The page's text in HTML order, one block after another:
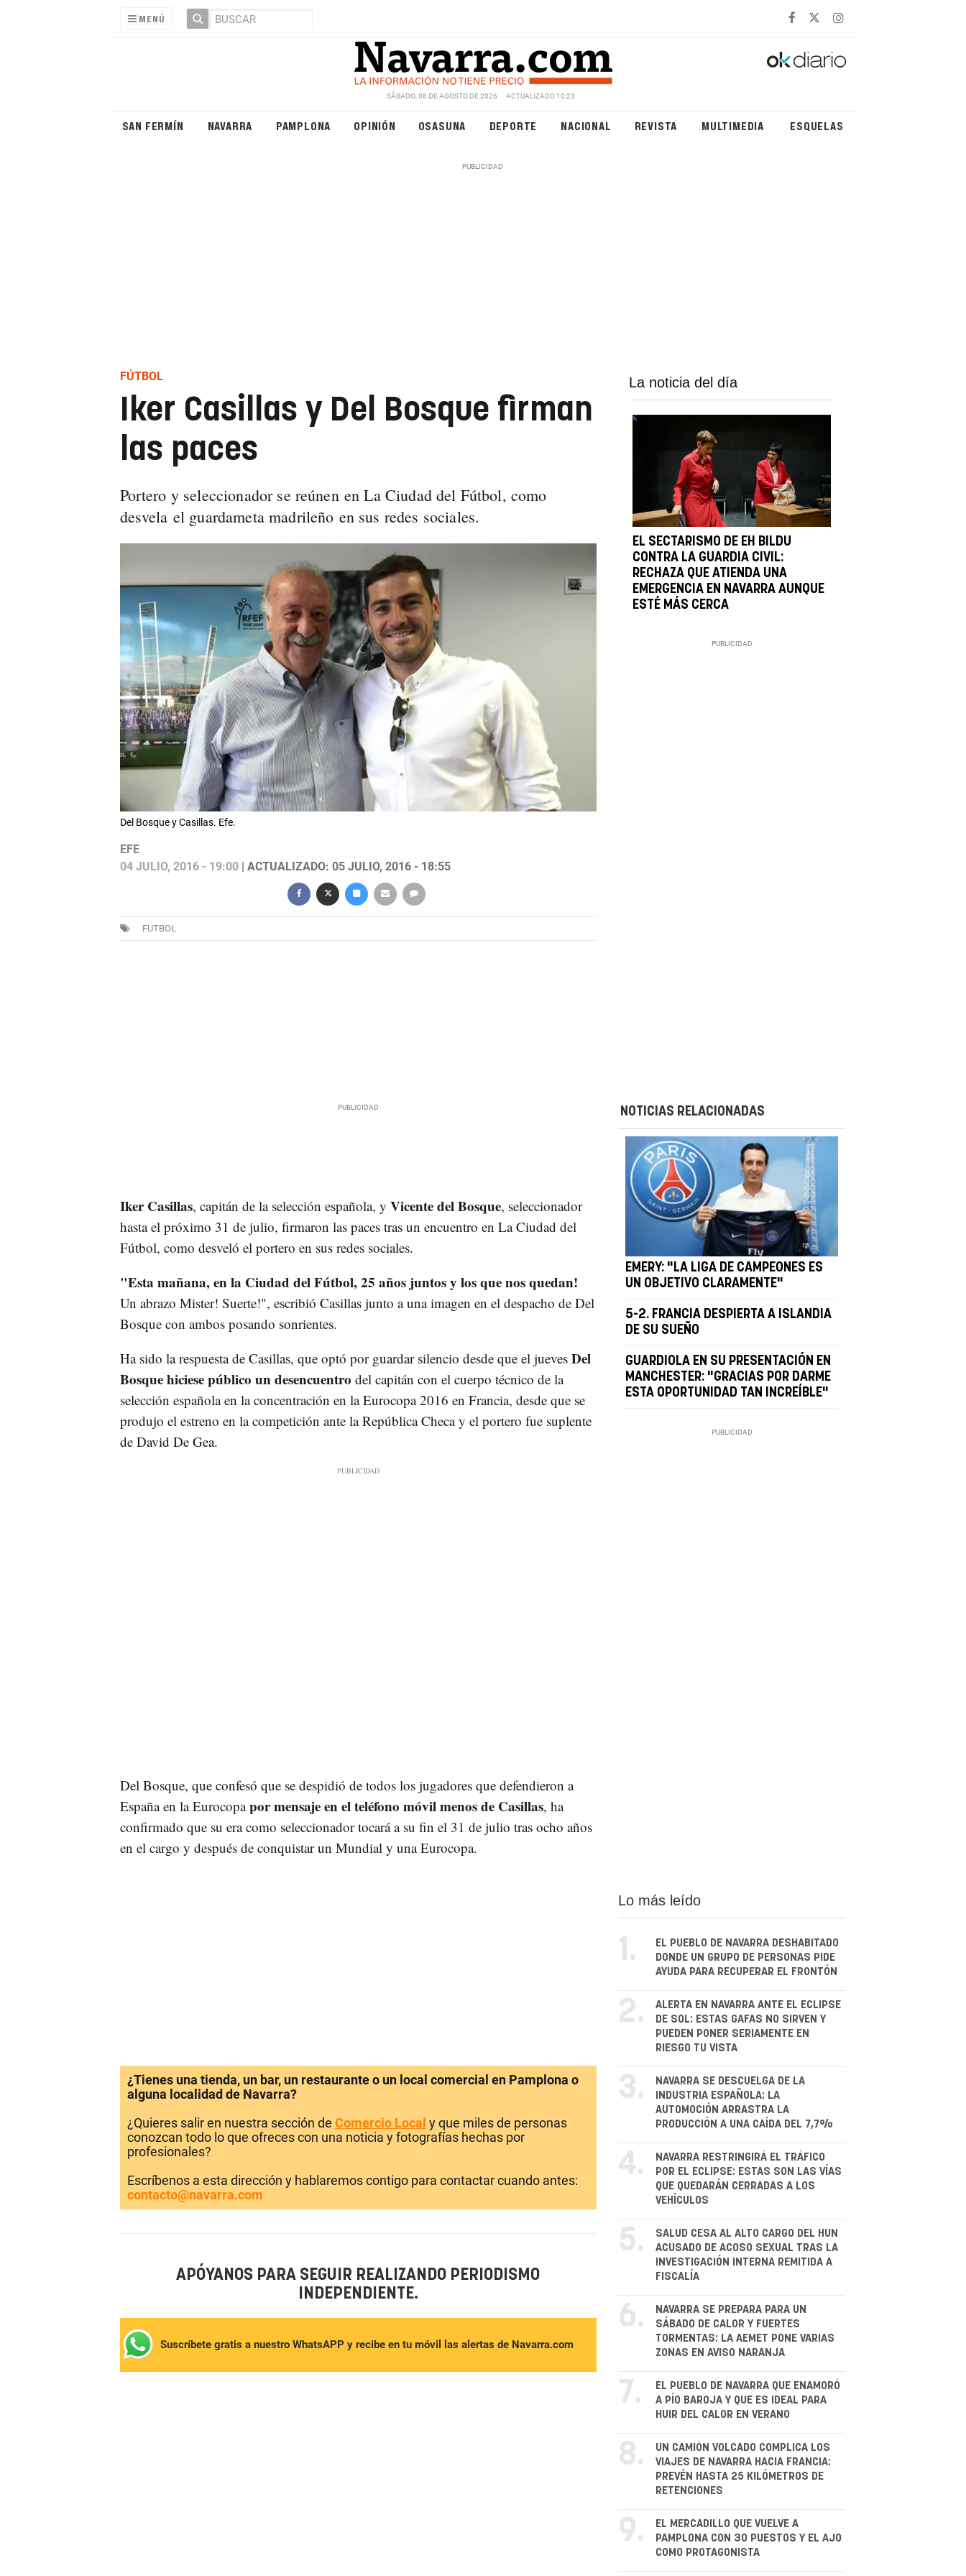
MENÚ
SÁBADO, 08 DE AGOSTO DE 2026 ACTUALIZADO 10:23
SAN FERMÍN NAVARRA PAMPLONA OPINIÓN OSASUNA DEPORTE NACIONAL REVISTA MULTIMEDIA ESQUELAS
FÚTBOL
Iker Casillas y Del Bosque firman
las paces
Portero y seleccionador se reúnen en La Ciudad del Fútbol, como
desvela el guardameta madrileño en sus redes sociales.
Del Bosque y Casillas. Efe.
EFE
04 JULIO, 2016 - 19:00| ACTUALIZADO: 05 JULIO, 2016 - 18:55
FUTBOL
La noticia del día
EL SECTARISMO DE EH BILDU
CONTRA LA GUARDIA CIVIL:
RECHAZA QUE ATIENDA UNA
EMERGENCIA EN NAVARRA AUNQUE
ESTÉ MÁS CERCA
Iker Casillas, capitán de la selección española, y Vicente del Bosque, seleccionador
hasta el próximo 31 de julio, firmaron las paces tras un encuentro en La Ciudad del
Fútbol, como desveló el portero en sus redes sociales.
"Esta mañana, en la Ciudad del Fútbol, 25 años juntos y los que nos quedan!
Un abrazo Mister! Suerte!", escribió Casillas junto a una imagen en el despacho de Del
Bosque con ambos posando sonrientes.
Ha sido la respuesta de Casillas, que optó por guardar silencio desde que el juevesDel
Bosque hiciese público un desencuentro del capitán con el cuerpo técnico de la
selección española en la concentración en la Eurocopa 2016 en Francia, desde que se
produjo el estreno en la competición ante la República Checa y el portero fue suplente
de David De Gea.
Del Bosque, que confesó que se despidió de todos los jugadores que defendieron a
España en la Eurocopapor mensaje en el teléfono móvil menos de Casillas, ha
confirmado que su era como seleccionador tocará a su fin el 31 de julio tras ocho años
en el cargo y después de conquistar un Mundial y una Eurocopa.
NOTICIAS RELACIONADAS
EMERY: "LA LIGA DE CAMPEONES ES
UN OBJETIVO CLARAMENTE"
5-2. FRANCIA DESPIERTA A ISLANDIA
DE SU SUEÑO
GUARDIOLA EN SU PRESENTACIÓN EN
MANCHESTER: "GRACIAS POR DARME
ESTA OPORTUNIDAD TAN INCREÍBLE"
¿Tienes una tienda, un bar, un restaurante o un local comercial en Pamplona o
alguna localidad de Navarra?
¿Quieres salir en nuestra sección de Comercio Local y que miles de personas
conozcan todo lo que ofreces con una noticia y fotografías hechas por
profesionales?
Escríbenos a esta dirección y hablaremos contigo para contactar cuando antes:
contacto@navarra.com
APÓYANOS PARA SEGUIR REALIZANDO PERIODISMO
INDEPENDIENTE.
Suscríbete gratis a nuestro WhatsAPP y recibe en tu móvil las alertas de Navarra.com
Lo más leído
1.
EL PUEBLO DE NAVARRA DESHABITADO
DONDE UN GRUPO DE PERSONAS PIDE
AYUDA PARA RECUPERAR EL FRONTÓN
2.
ALERTA EN NAVARRA ANTE EL ECLIPSE
DE SOL: ESTAS GAFAS NO SIRVEN Y
PUEDEN PONER SERIAMENTE EN
RIESGO TU VISTA
3.
NAVARRA SE DESCUELGA DE LA
INDUSTRIA ESPAÑOLA: LA
AUTOMOCIÓN ARRASTRA LA
PRODUCCIÓN A UNA CAÍDA DEL 7,7%
4.
NAVARRA RESTRINGIRÁ EL TRÁFICO
POR EL ECLIPSE: ESTAS SON LAS VÍAS
QUE QUEDARÁN CERRADAS A LOS
VEHÍCULOS
5.
SALUD CESA AL ALTO CARGO DEL HUN
ACUSADO DE ACOSO SEXUAL TRAS LA
INVESTIGACIÓN INTERNA REMITIDA A
FISCALÍA
6.
NAVARRA SE PREPARA PARA UN
SÁBADO DE CALOR Y FUERTES
TORMENTAS: LA AEMET PONE VARIAS
ZONAS EN AVISO NARANJA
7.
EL PUEBLO DE NAVARRA QUE ENAMORÓ
A PÍO BAROJA Y QUE ES IDEAL PARA
HUIR DEL CALOR EN VERANO
8.
UN CAMIÓN VOLCADO COMPLICA LOS
VIAJES DE NAVARRA HACIA FRANCIA:
PREVÉN HASTA 25 KILÓMETROS DE
RETENCIONES
9.
EL MERCADILLO QUE VUELVE A
PAMPLONA CON 30 PUESTOS Y EL AJO
COMO PROTAGONISTA